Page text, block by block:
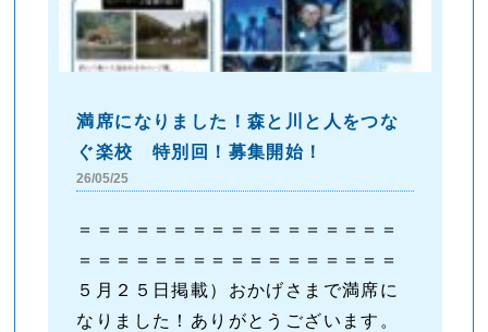
満席になりました！森と川と人をつな
ぐ楽校 特別回！募集開始！
26/05/25
＝＝＝＝＝＝＝＝＝＝＝＝＝＝＝＝＝
＝＝＝＝＝＝＝＝＝＝＝＝＝＝＝＝＝
５月２５日掲載）おかげさまで満席に
なりました！ありがとうございます。